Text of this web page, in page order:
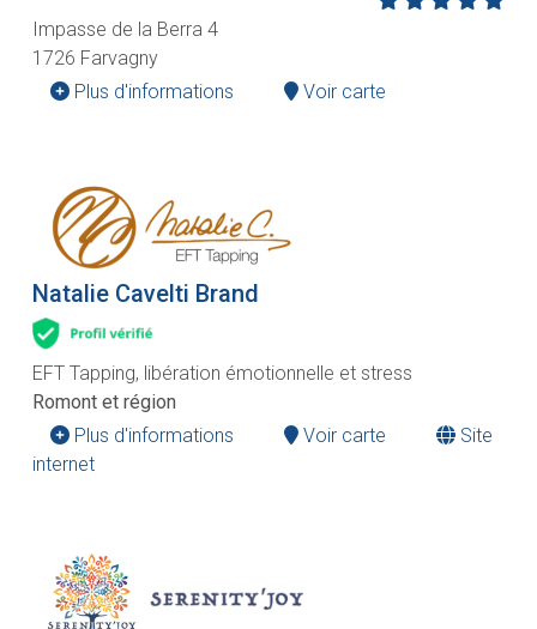
Impasse de la Berra 4
1726 Farvagny
Plus d'informations
Voir carte
Natalie Cavelti Brand
EFT Tapping, libération émotionnelle et stress
Romont et région
Plus d'informations
Voir carte
Site
internet